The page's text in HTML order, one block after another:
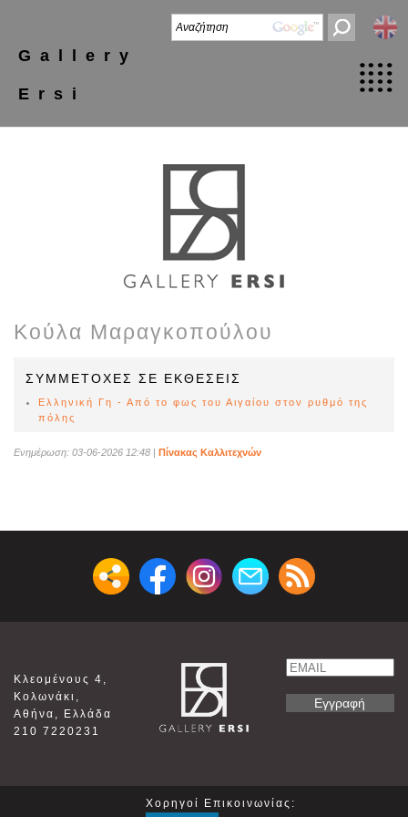
Gallery
Ersi
Κούλα Μαραγκοπούλου
ΣΥΜΜΕΤΟΧΕΣ ΣΕ ΕΚΘΕΣΕΙΣ
Ελληνική Γη - Από το φως του Αιγαίου στον ρυθμό της
πόλης
Ενημέρωση: 03-06-2026 12:48 | Πίνακας Καλλιτεχνών
Κλεομένους 4,
Κολωνάκι,
Αθήνα, Ελλάδα
210 7220231
Email
Χορηγοί Επικοινωνίας: